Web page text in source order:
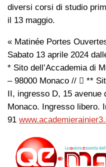
diversi corsi di studio
il 13 maggio.
« Matinée Portes
Sabato 13 aprile 2024
* Sito dell’Accademia di
– 98000 Monaco //  **
II, ingresso D, 15 avenue
Monaco. Ingresso libero.
91